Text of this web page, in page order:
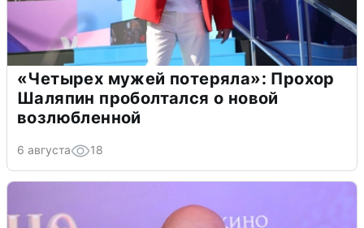
«Четырех мужей потеряла»: Прохор
Шаляпин проболтался о новой
возлюбленной
6 августа 18